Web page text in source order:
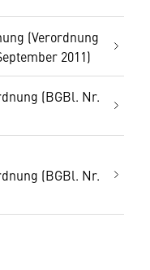
(Verordnung
2011)
(BGBl. Nr.
(BGBl. Nr.